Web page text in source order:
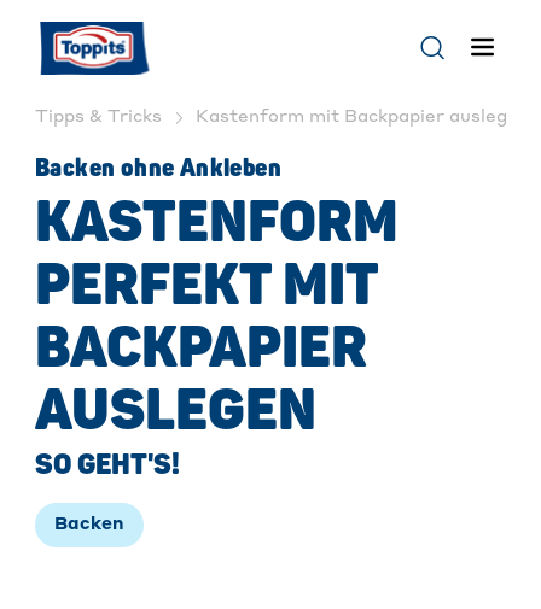
Tipps & Tricks Kastenform mit Backpapier
Backen ohne Ankleben
KASTENFORM
PERFEKT MIT
BACKPAPIER
AUSLEGEN
SO GEHT'S!
Backen